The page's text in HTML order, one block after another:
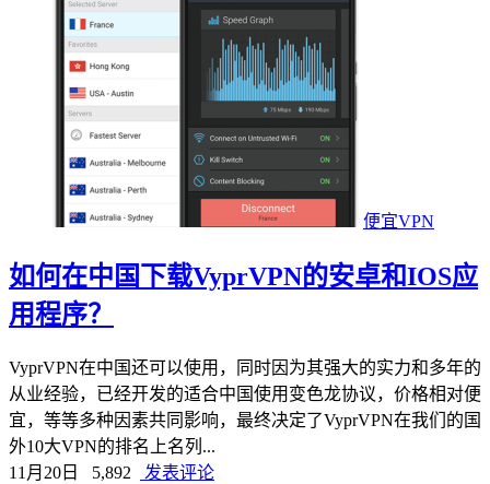
便宜VPN
如何在中国下载VyprVPN的安卓和IOS应
用程序？
VyprVPN在中国还可以使用，同时因为其强大的实力和多年的
从业经验，已经开发的适合中国使用变色龙协议，价格相对便
宜，等等多种因素共同影响，最终决定了VyprVPN在我们的国
外10大VPN的排名上名列...
11月20日
5,892
发表评论